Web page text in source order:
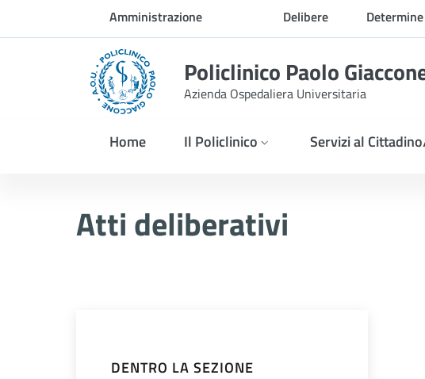
Skip to Main ContentAmministrazione
trasparente
Delibere Determine
Policlinico Paolo
Azienda Ospedaliera Universitaria
Home Il Policlinico Servizi al
Atti deliberativi
DENTRO LA SEZIONE